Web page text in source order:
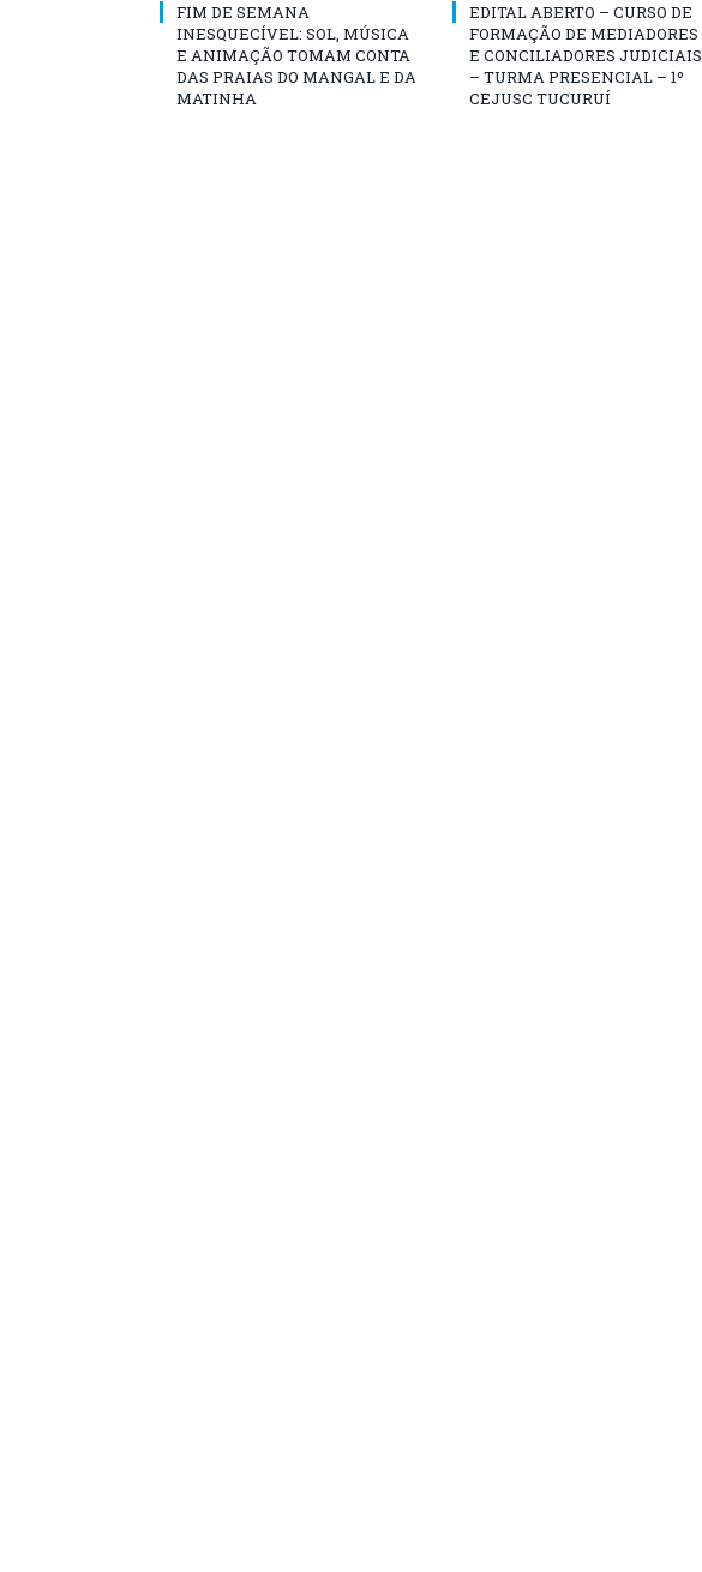
FIM DE SEMANA
INESQUECÍVEL: SOL, MÚSICA
E ANIMAÇÃO TOMAM CONTA
DAS PRAIAS DO MANGAL E DA
MATINHA
EDITAL ABERTO – CURSO DE
FORMAÇÃO DE MEDIADORES
E CONCILIADORES JUDICIAIS
– TURMA PRESENCIAL – 1º
CEJUSC TUCURUÍ